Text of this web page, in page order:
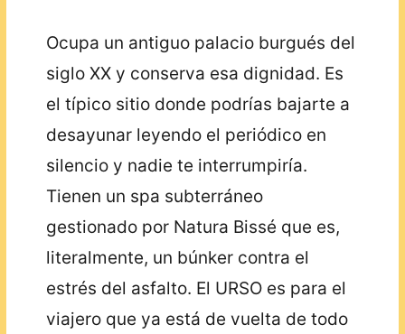
Ocupa un antiguo palacio burgués del
siglo XX y conserva esa dignidad. Es
el típico sitio donde podrías bajarte a
desayunar leyendo el periódico en
silencio y nadie te interrumpiría.
Tienen un spa subterráneo
gestionado por Natura Bissé que es,
literalmente, un búnker contra el
estrés del asfalto. El URSO es para el
viajero que ya está de vuelta de todo